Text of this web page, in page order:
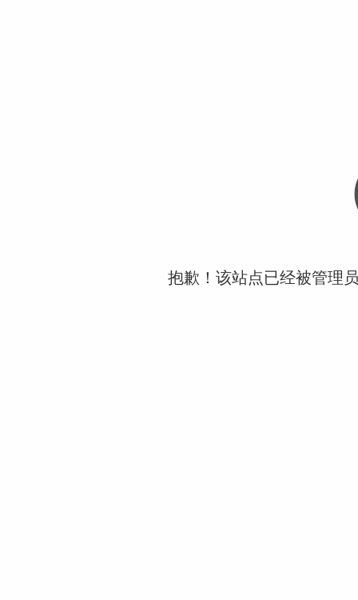
抱歉！该站点已经被管理